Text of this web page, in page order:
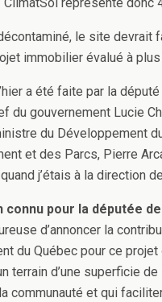
le site devrait
immobilier évalué à
a été faite par la
du gouvernement Lucie
du Développement
et des Parcs, Pierre
j’étais à la direction
connu pour la députée
d’annoncer la
du Québec pour ce
terrain d’une superficie
communauté et qui